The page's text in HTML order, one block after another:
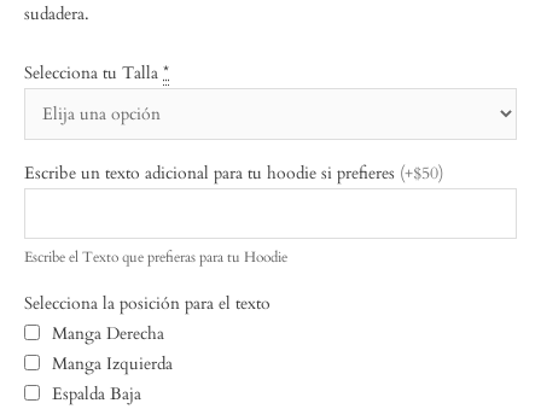
sudadera.
Selecciona tu Talla *
Escribe un texto adicional para tu hoodie si prefieres (+$50)
Escribe el Texto que prefieras para tu Hoodie
Selecciona la posición para el texto
Manga Derecha
Manga Izquierda
Espalda Baja